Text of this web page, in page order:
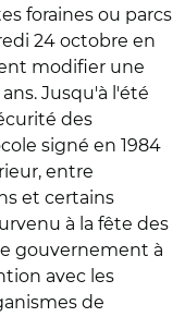
foraines ou parcs
24 octobre en
modifier une
Jusqu'à l'été
des
signé en 1984
entre
et certains
à la fête des
gouvernement à
avec les
de